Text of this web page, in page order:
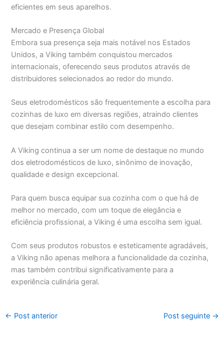
eficientes em seus aparelhos.
Mercado e Presença Global
Embora sua presença seja mais notável nos Estados
Unidos, a Viking também conquistou mercados
internacionais, oferecendo seus produtos através de
distribuidores selecionados ao redor do mundo.
Seus eletrodomésticos são frequentemente a escolha para
cozinhas de luxo em diversas regiões, atraindo clientes
que desejam combinar estilo com desempenho.
A Viking continua a ser um nome de destaque no mundo
dos eletrodomésticos de luxo, sinônimo de inovação,
qualidade e design excepcional.
Para quem busca equipar sua cozinha com o que há de
melhor no mercado, com um toque de elegância e
eficiência profissional, a Viking é uma escolha sem igual.
Com seus produtos robustos e esteticamente agradáveis,
a Viking não apenas melhora a funcionalidade da cozinha,
mas também contribui significativamente para a
experiência culinária geral.
← Post anterior Post seguinte →